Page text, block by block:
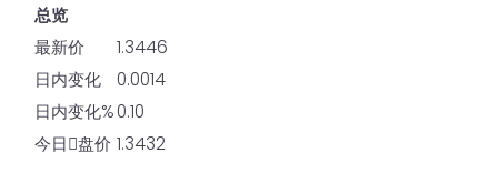
总览
最新价
1.3446
日内变化
0.0014
日内变化%0.10
今日𫔭盘价 1.3432